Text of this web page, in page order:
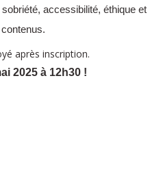
accessibilité, éthique et
après inscription.
2025 à 12h30 !